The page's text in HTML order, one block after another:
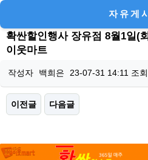
자유게
확싼할인행사 장유점 8월1일(
이웃마트
작성자 백희은 23-07-31 14:11 조회
이전글 다음글
본문